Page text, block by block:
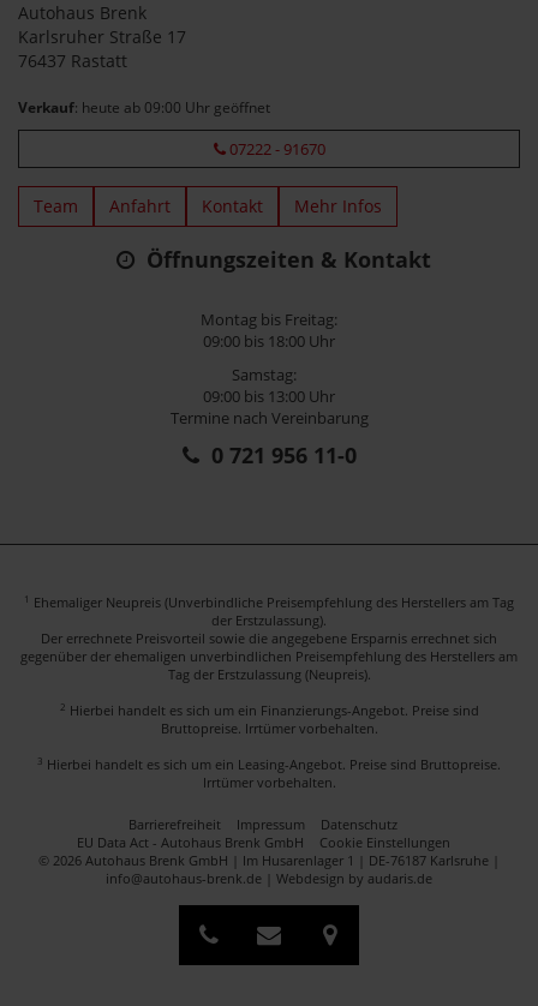
Autohaus Brenk
Karlsruher Straße 17
76437 Rastatt
Verkauf: heute ab 09:00 Uhr geöffnet
07222 - 91670
Team Anfahrt Kontakt Mehr Infos
Öffnungszeiten & Kontakt
Montag bis Freitag:
09:00 bis 18:00 Uhr
Samstag:
09:00 bis 13:00 Uhr
Termine nach Vereinbarung
0 721 956 11-0
1 Ehemaliger Neupreis (Unverbindliche Preisempfehlung des Herstellers am Tag
der Erstzulassung).
Der errechnete Preisvorteil sowie die angegebene Ersparnis errechnet sich
gegenüber der ehemaligen unverbindlichen Preisempfehlung des Herstellers am
Tag der Erstzulassung (Neupreis).
2 Hierbei handelt es sich um ein Finanzierungs-Angebot. Preise sind
Bruttopreise. Irrtümer vorbehalten.
3 Hierbei handelt es sich um ein Leasing-Angebot. Preise sind Bruttopreise.
Irrtümer vorbehalten.
Barrierefreiheit Impressum
Datenschutz
EU Data Act - Autohaus Brenk GmbH
Cookie Einstellungen
© 2026 Autohaus Brenk GmbH | Im Husarenlager 1 | DE-76187 Karlsruhe |
info@autohaus-brenk.de | Webdesign by audaris.de